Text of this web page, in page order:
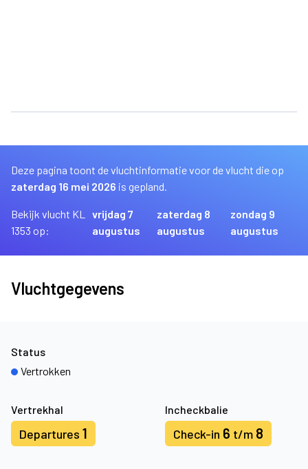
Deze pagina toont de vluchtinformatie voor de vlucht die op
zaterdag 16 mei 2026 is gepland.
Bekijk vlucht KL
1353 op:
vrijdag 7
augustus
zaterdag 8
augustus
zondag 9
augustus
Vluchtgegevens
Vertrekhal
Departures 1
Incheckbalie
Check-in 6 t/m 8
Status
Vertrokken